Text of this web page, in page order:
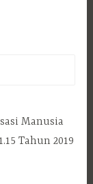
Manusia
Tahun 2019